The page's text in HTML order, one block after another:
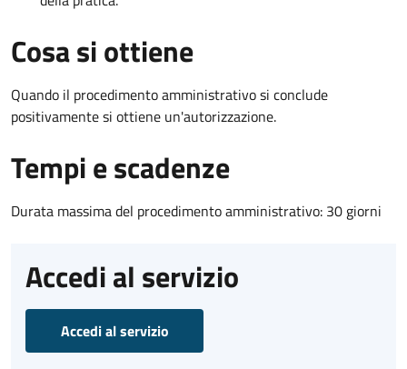
Cosa si ottiene
Quando il procedimento amministrativo si conclude
positivamente si ottiene un'autorizzazione.
Tempi e scadenze
Durata massima del procedimento amministrativo: 30 giorni
Accedi al servizio
Accedi al servizio